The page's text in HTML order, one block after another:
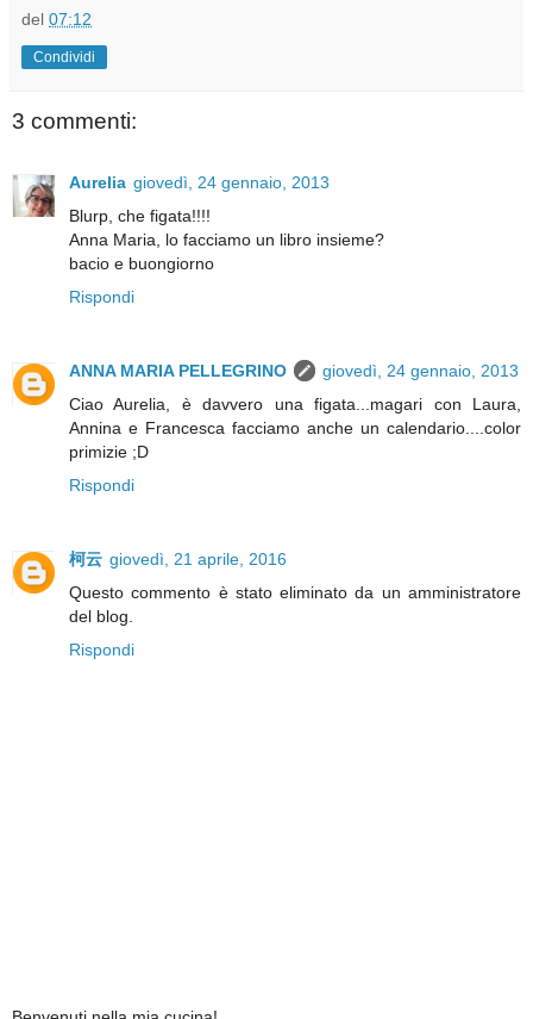
del 07:12
Condividi
3 commenti:
Aurelia giovedì, 24 gennaio, 2013
Blurp, che figata!!!!
Anna Maria, lo facciamo un libro insieme?
bacio e buongiorno
Rispondi
ANNA MARIA PELLEGRINO
giovedì, 24 gennaio, 2013
Ciao Aurelia, è davvero una figata...magari con Laura,
Annina e Francesca facciamo anche un calendario....color
primizie ;D
Rispondi
柯云 giovedì, 21 aprile, 2016
Questo commento è stato eliminato da un amministratore
del blog.
Rispondi